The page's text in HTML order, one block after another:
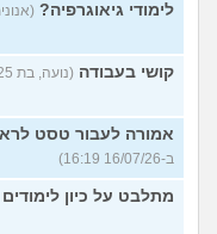
לימודי גיאוגרפיה? (אנונימית, בת
קושי בעבודה (נועה, בת 25, כתבה ב-16/07/26 16:28)
אמורה לעבור טסט
ב-16/07/26 16:19)
מתלבט על כיון לימודים